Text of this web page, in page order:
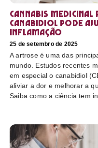
Cannabis
canabidiol pode
inflamação
25 de setembro de 2025
A artrose é uma das
mundo. Estudos recentes
em especial o canabidiol
aliviar a dor e melhorar a
Saiba como a ciência tem